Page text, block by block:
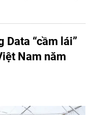
Data “cầm lái”
Nam năm